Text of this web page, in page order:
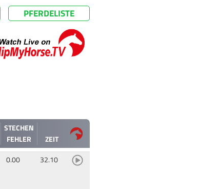
PFERDELISTE
STECHEN
FEHLER
ZEIT
0.00 32.10